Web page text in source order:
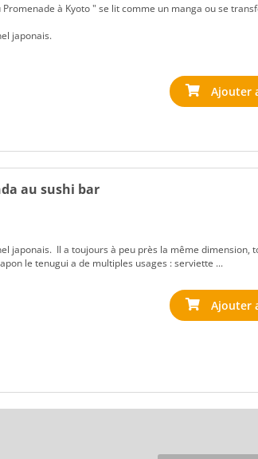
à Kyoto " se lit comme un manga ou se
japonais.
au sushi bar
japonais. Il a toujours à peu près la même dimension,
le tenugui a de multiples usages : serviette ...